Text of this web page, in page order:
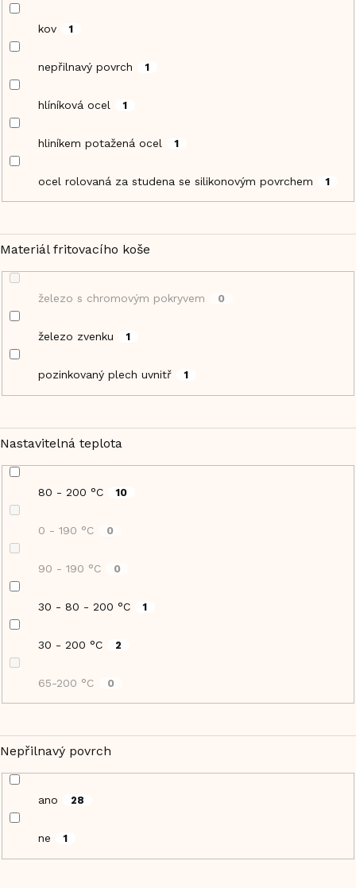
kov 1
nepřilnavý povrch 1
hlíníková ocel 1
hliníkem potažená ocel 1
ocel rolovaná za studena se silikonovým povrchem 1
Materiál fritovacího koše
železo s chromovým pokryvem 0
železo zvenku 1
pozinkovaný plech uvnitř 1
Nastavitelná teplota
80 - 200 °C 10
0 - 190 °C 0
90 - 190 °C 0
30 - 80 - 200 °C 1
30 - 200 °C 2
65-200 °C 0
Nepřilnavý povrch
ano 28
ne 1